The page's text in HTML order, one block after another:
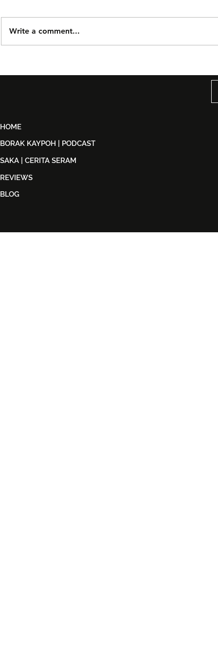
Dijual
Write a comment...
HOME
BORAK KAYPOH | PODCAST
SAKA | CERITA SERAM
REVIEWS
BLOG